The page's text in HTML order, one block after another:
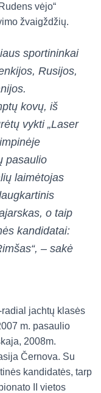
vėjo“
žvaigždžių.
sportininkai
Rusijos,
kovų, iš
vykti „Laser
pasaulio
laimėtojas
o taip
kandidatai:
– sakė
radial jachtų klasės
m. pasaulio
2008m.
Černova. Su
kandidatės, tarp
II vietos